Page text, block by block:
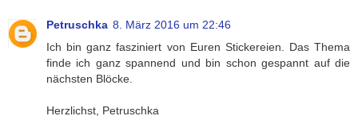
Petruschka 8. März 2016 um 22:46
Ich bin ganz fasziniert von Euren Stickereien. Das Thema
finde ich ganz spannend und bin schon gespannt auf die
nächsten Blöcke.
Herzlichst, Petruschka